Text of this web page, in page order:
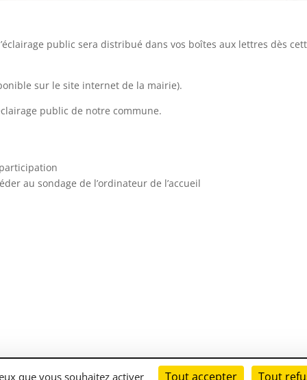
public sera distribué dans vos boîtes aux lettres dès
sur le site internet de la mairie).
public de notre commune.
au sondage de l’ordinateur de l’accueil
| Mise en place du siteLK-Communication.fr
que vous souhaitez activer Tout accepter Tout